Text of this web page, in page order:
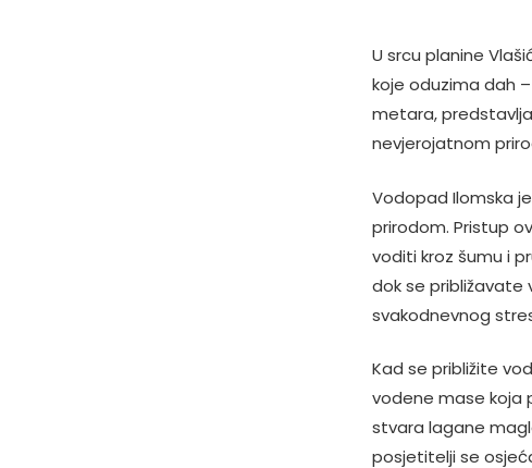
U srcu planine
koje oduzima dah
metara,
nevjerojatnom
Vodopad Ilomska
prirodom. Pristup
voditi kroz šumu i
dok se približavate
svakodnevnog
Kad se približite
vodene mase koja
stvara lagane
posjetitelji se